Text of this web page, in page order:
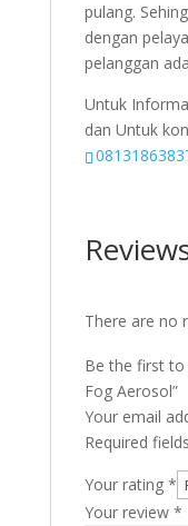
pulang.
dengan
pelanggan
Untuk
dan Untuk
There are no
Be the first to
Fog Aerosol”
Your email
Required
Your rating *
Your review *